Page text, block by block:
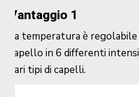
Vantaggio 1
La temperatura è
capello in 6 differenti
vari tipi di capelli.